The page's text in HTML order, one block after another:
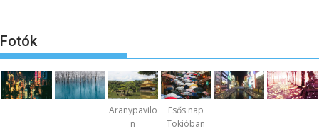
Fotók
Aranypavilo
n
Esős nap
Tokióban